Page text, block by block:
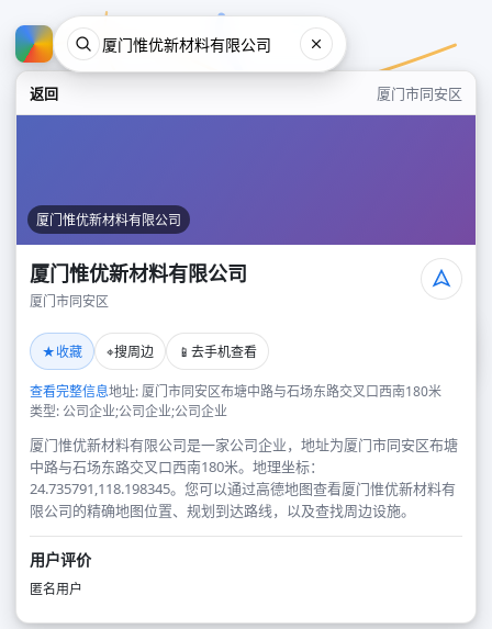
返回 厦门市同安区
厦门惟优新材料有限公司
厦门惟优新材料有限公司
厦门市同安区
★收藏 ⌖搜周边 📱 去手机查看
查看完整信息地址: 厦门市同安区布塘中路与石场东路交叉口西南180米
类型: 公司企业;公司企业;公司企业
厦门惟优新材料有限公司是一家公司企业，地址为厦门市同安区布塘
中路与石场东路交叉口西南180米。地理坐标：
24.735791,118.198345。您可以通过高德地图查看厦门惟优新材料有
限公司的精确地图位置、规划到达路线，以及查找周边设施。
用户评价
匿名用户